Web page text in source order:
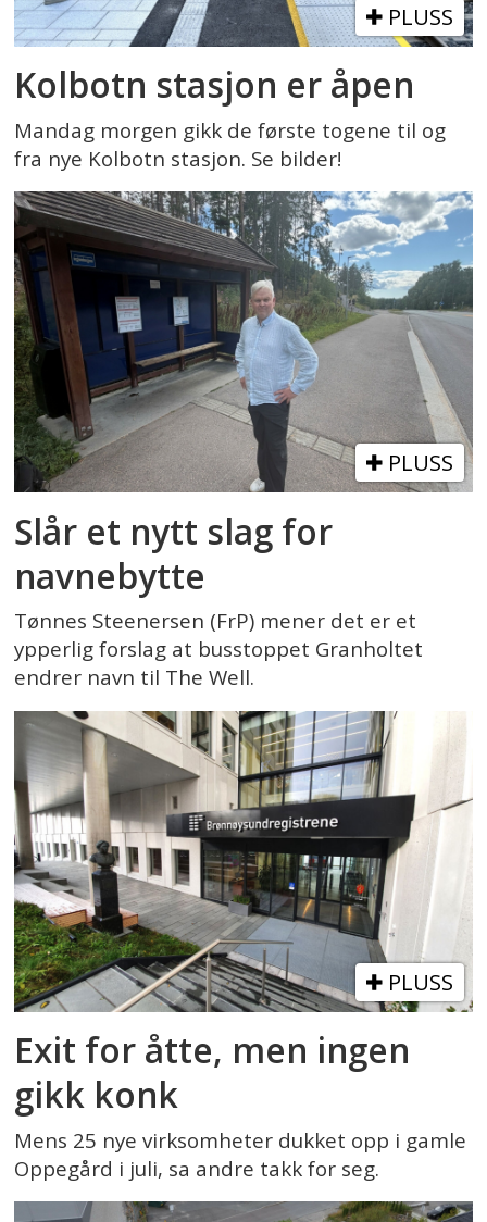
PLUSS
Kolbotn stasjon er åpen
Mandag morgen gikk de første togene til og
fra nye Kolbotn stasjon. Se bilder!
PLUSS
Slår et nytt slag for
navnebytte
Tønnes Steenersen (FrP) mener det er et
ypperlig forslag at busstoppet Granholtet
endrer navn til The Well.
PLUSS
Exit for åtte, men ingen
gikk konk
Mens 25 nye virksomheter dukket opp i gamle
Oppegård i juli, sa andre takk for seg.